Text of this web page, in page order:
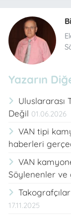
Yazarın
Uluslararası
Değil 01.06.2026
VAN tipi
haberleri
VAN
Söylenenler ve
17.11.2025